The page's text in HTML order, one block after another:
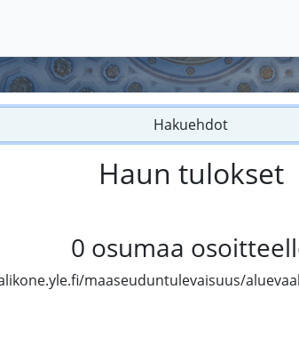
Hakuehdot
Haun tulokset
0 osumaa
maaseuduntulevaisuus/